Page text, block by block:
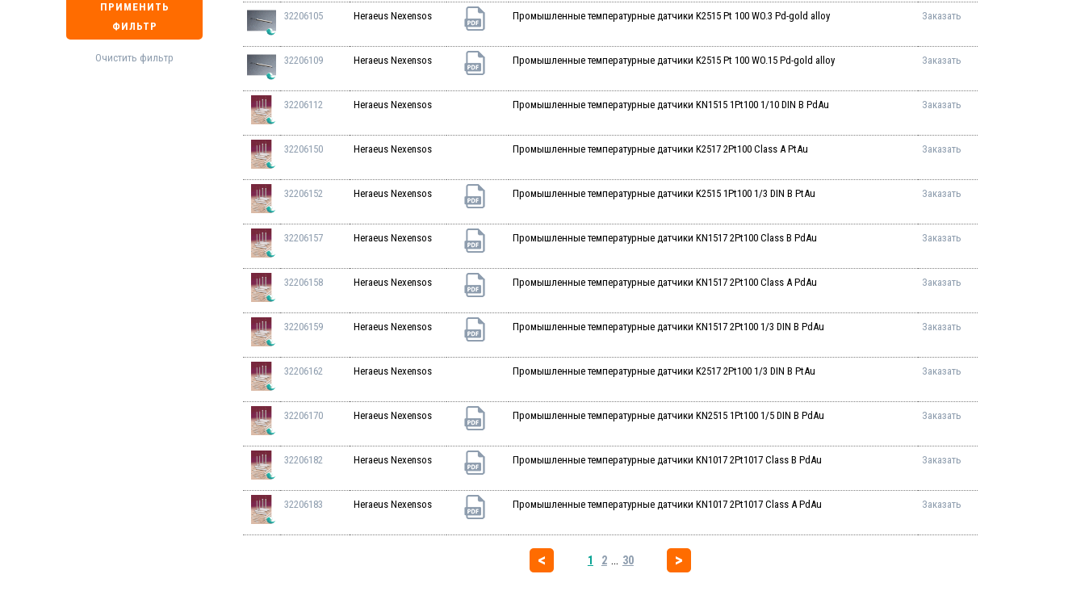
ПРИМЕНИТЬ
ФИЛЬТР
Очистить фильтр
32206105 Heraeus Nexensos Промышленные температурные датчики K2515 Pt 100 WO.3 Pd-gold alloy Заказать
32206109 Heraeus Nexensos Промышленные температурные датчики K2515 Pt 100 WO.15 Pd-gold alloy Заказать
32206112 Heraeus Nexensos Промышленные температурные датчики KN1515 1Pt100 1/10 DIN B PdAu Заказать
32206150 Heraeus Nexensos Промышленные температурные датчики K2517 2Pt100 Class A PtAu Заказать
32206152 Heraeus Nexensos Промышленные температурные датчики K2515 1Pt100 1/3 DIN B PtAu Заказать
32206157 Heraeus Nexensos Промышленные температурные датчики KN1517 2Pt100 Class B PdAu Заказать
32206158 Heraeus Nexensos Промышленные температурные датчики KN1517 2Pt100 Class A PdAu Заказать
32206159 Heraeus Nexensos Промышленные температурные датчики KN1517 2Pt100 1/3 DIN B PdAu Заказать
32206162 Heraeus Nexensos Промышленные температурные датчики K2517 2Pt100 1/3 DIN B PtAu Заказать
32206170 Heraeus Nexensos Промышленные температурные датчики KN2515 1Pt100 1/5 DIN B PdAu Заказать
32206182 Heraeus Nexensos Промышленные температурные датчики KN1017 2Pt1017 Class B PdAu Заказать
32206183 Heraeus Nexensos Промышленные температурные датчики KN1017 2Pt1017 Class A PdAu Заказать
1 2 ... 30